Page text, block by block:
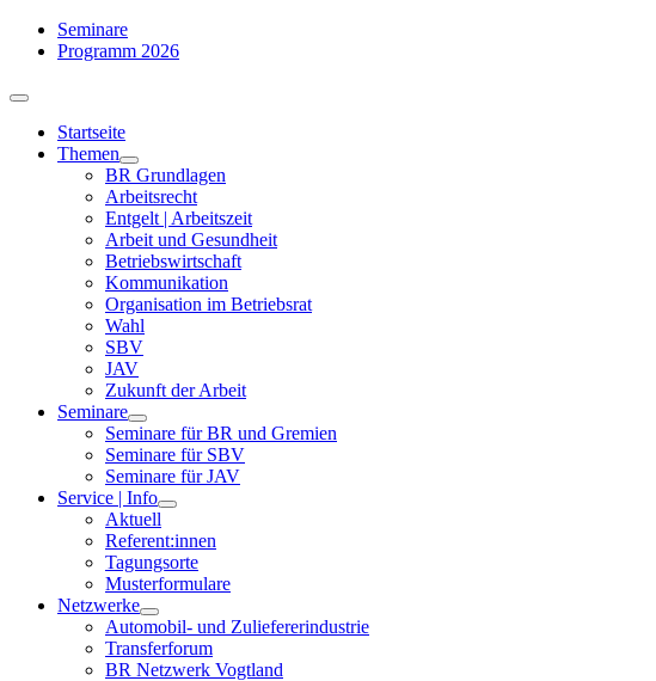
Zum
Inhalt
Seminare
Programm 2026
Toggle
NavigationStartseite
Themen
BR Grundlagen
Arbeits­recht
Entgelt | Arbeitszeit
Arbeit und Gesundheit
Betriebswirtschaft
Kommuni­kation
Organisation im Betriebsrat
Wahl
SBV
JAV
Zukunft der Arbeit
Seminare
Seminare für BR und Gremien
Seminare für SBV
Seminare für JAV
Service | Info
Aktuell
Referent:innen
Tagungsorte
Musterformulare
Netzwerke
Automobil- und Zuliefererindustrie
Transferforum
BR Netzwerk Vogtland